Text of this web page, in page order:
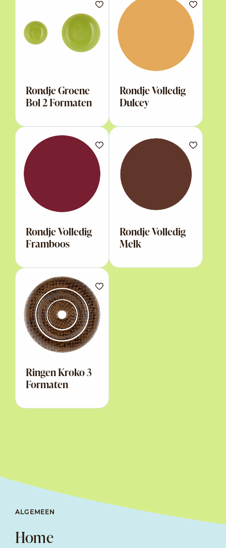
Rondje Groene
Bol 2 Formaten
Rondje Volledig
Dulcey
Rondje Volledig
Framboos
Rondje Volledig
Melk
Ringen Kroko 3
Formaten
ALGEMEEN
Home